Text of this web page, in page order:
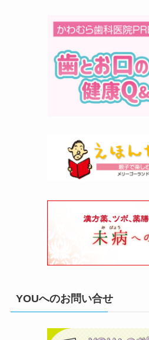
YOUへのお問い合せ